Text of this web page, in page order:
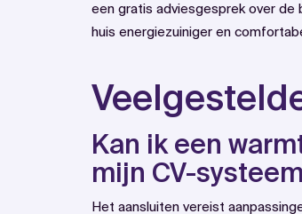
een gratis adviesgesprek over de
huis energiezuiniger en
Kan ik een
mijn CV-
Het aansluiten vereist